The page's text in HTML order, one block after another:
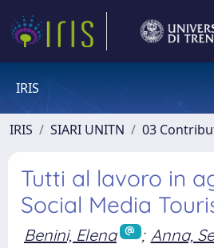
IRIS
IRIS SIARI UNITN 03
Tutti al lavoro in
Social Media
Benini, Elena ; Anna,